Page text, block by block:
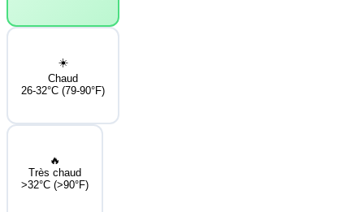
☀️
Chaud
26-32°C (79-90°F)
🔥
Très chaud
>32°C (>90°F)